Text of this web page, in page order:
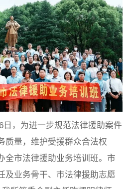
，为进一步规范法律援助案件
质量，维护受援群众合法权
全市法律援助业务培训班。市
及业务骨干、市法律援助志愿